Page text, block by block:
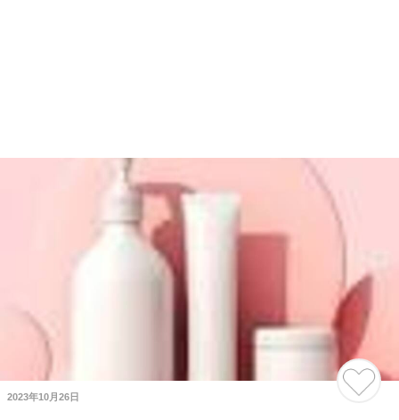
2023年10月26日